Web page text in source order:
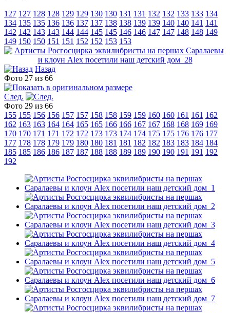
127 127 128 128 129 129 130 130 131 131 132 132 133 133 134
134 135 135 136 136 137 137 138 138 139 139 140 140 141 141
142 142 143 143 144 144 145 145 146 146 147 147 148 148 149
149 150 150 151 151 152 152 153 153
Назад
Фото 27 из 66
След.
Фото 29 из 66
155 155 156 156 157 157 158 158 159 159 160 160 161 161 162
162 163 163 164 164 165 165 166 166 167 167 168 168 169 169
170 170 171 171 172 172 173 173 174 174 175 175 176 176 177
177 178 178 179 179 180 180 181 181 182 182 183 183 184 184
185 185 186 186 187 187 188 188 189 189 190 190 191 191 192
192